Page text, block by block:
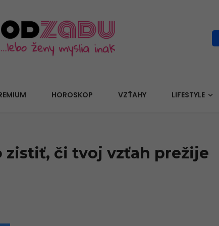
HOROSKOP VZŤAHY LIFESTYLE
zistiť, či tvoj vzťah prežije